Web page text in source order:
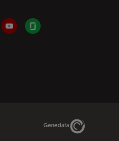
YouTubeGlassdoor
Genedata Link